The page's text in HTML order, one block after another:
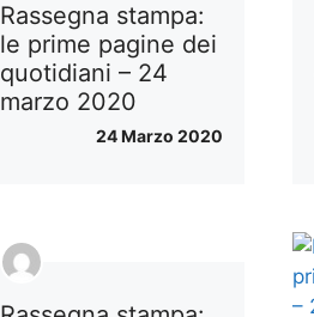
Rassegna stampa:
le prime pagine dei
quotidiani – 24
marzo 2020
24 Marzo 2020